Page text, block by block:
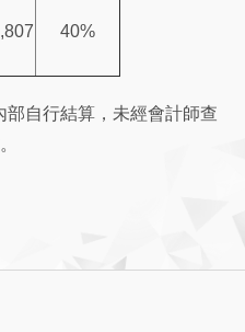
40%
自行結算，未經會計師查